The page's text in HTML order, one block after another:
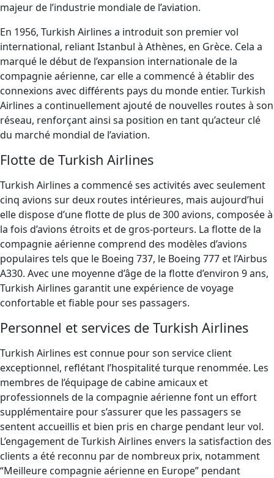
majeur de l’industrie mondiale de l’aviation.
En 1956, Turkish Airlines a introduit son premier vol
international, reliant Istanbul à Athènes, en Grèce. Cela a
marqué le début de l’expansion internationale de la
compagnie aérienne, car elle a commencé à établir des
connexions avec différents pays du monde entier. Turkish
Airlines a continuellement ajouté de nouvelles routes à son
réseau, renforçant ainsi sa position en tant qu’acteur clé
du marché mondial de l’aviation.
Flotte de Turkish Airlines
Turkish Airlines a commencé ses activités avec seulement
cinq avions sur deux routes intérieures, mais aujourd’hui
elle dispose d’une flotte de plus de 300 avions, composée à
la fois d’avions étroits et de gros-porteurs. La flotte de la
compagnie aérienne comprend des modèles d’avions
populaires tels que le Boeing 737, le Boeing 777 et l’Airbus
A330. Avec une moyenne d’âge de la flotte d’environ 9 ans,
Turkish Airlines garantit une expérience de voyage
confortable et fiable pour ses passagers.
Personnel et services de Turkish Airlines
Turkish Airlines est connue pour son service client
exceptionnel, reflétant l’hospitalité turque renommée. Les
membres de l’équipage de cabine amicaux et
professionnels de la compagnie aérienne font un effort
supplémentaire pour s’assurer que les passagers se
sentent accueillis et bien pris en charge pendant leur vol.
L’engagement de Turkish Airlines envers la satisfaction des
clients a été reconnu par de nombreux prix, notamment
“Meilleure compagnie aérienne en Europe” pendant